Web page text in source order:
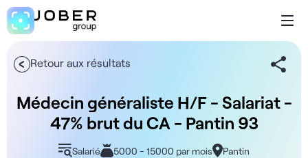
Retour aux résultats
Médecin généraliste H/F - Salariat -
47% brut du CA - Pantin 93
Salarié 5000 - 15000 par mois Pantin